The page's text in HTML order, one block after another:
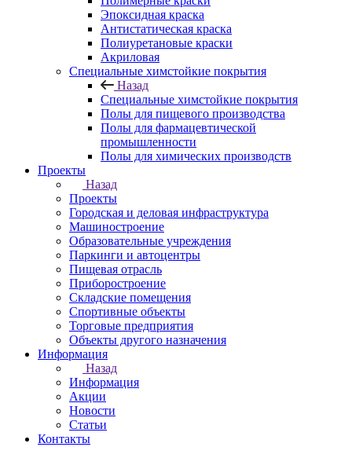
Эпоксидная краска
Антистатическая краска
Полиуретановые краски
Акриловая
Специальные химстойкие покрытия
Назад
Специальные химстойкие покрытия
Полы для пищевого производства
Полы для фармацевтической
промышленности
Полы для химических производств
Проекты
Назад
Проекты
Городская и деловая инфраструктура
Машиностроение
Образовательные учреждения
Паркинги и автоцентры
Пищевая отрасль
Приборостроение
Складские помещения
Спортивные объекты
Торговые предприятия
Объекты другого назначения
Информация
Назад
Информация
Акции
Новости
Статьи
Контакты